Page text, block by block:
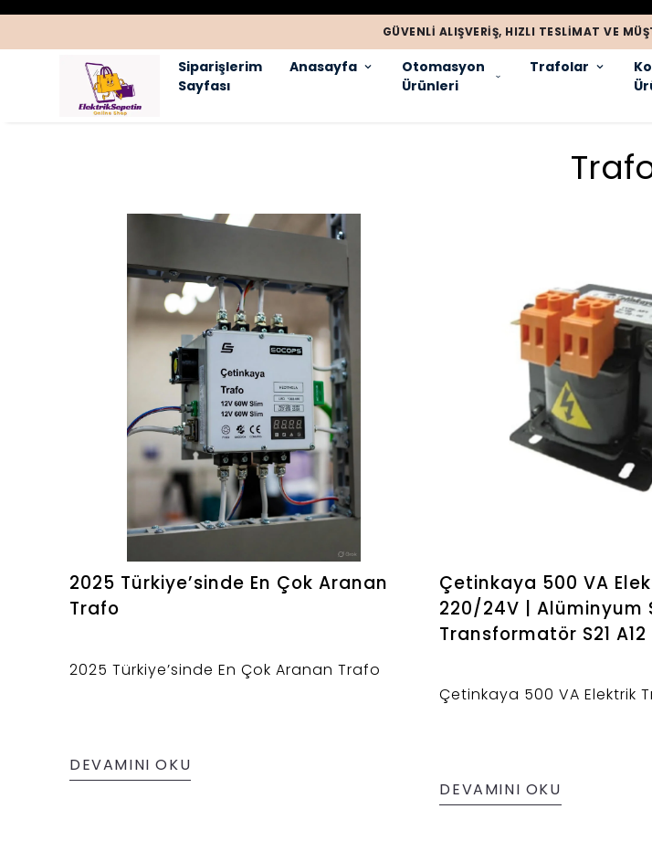
GÜVENLI ALIŞVERIŞ, HIZLI TESLIMAT VE
Siparişlerim
Sayfası
Anasayfa
Otomasyon
Ürünleri
Trafolar
2025 Türkiye’sinde En Çok Aranan
Trafo
2025 Türkiye’sinde En Çok Aranan Trafo
DEVAMINI OKU
Çetinkaya 500 VA
220/24V | Alüminyum
Transformatör S21
Çetinkaya 500 VA Elektrik
DEVAMINI OKU